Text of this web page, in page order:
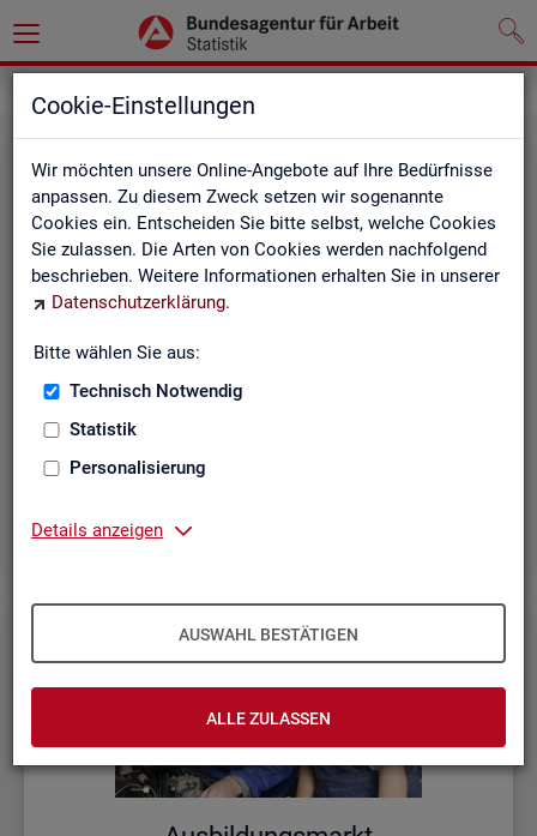
Cookie-Einstellungen
Wir möchten unsere Online-Angebote auf Ihre Bedürfnisse
anpassen. Zu diesem Zweck setzen wir sogenannte
Cookies ein. Entscheiden Sie bitte selbst, welche Cookies
Sie zulassen. Die Arten von Cookies werden nachfolgend
beschrieben. Weitere Informationen erhalten Sie in unserer
Datenschutzerklärung.
Bitte wählen Sie aus:
Technisch Notwendig
Statistik
Personalisierung
Details anzeigen
AUSWAHL BESTÄTIGEN
ALLE ZULASSEN
Un­ter­be­schäf­ti­gung
Wie viele Menschen suchen Arbeit oder haben
Beschäftigungsverhältnis fehlt?